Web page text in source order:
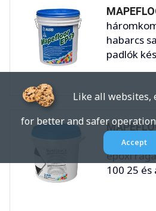
habarcs
padlók
epoxi
100 25 és
Like all websites,
for better and safer
Accept